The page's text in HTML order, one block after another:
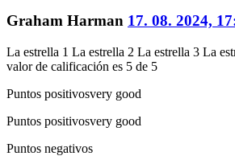
Graham Harman 17. 08. 2024,
La estrella 1 La estrella 2 La estrella 3 La
valor de calificación es 5 de 5
Puntos positivosvery good
Puntos positivosvery good
Puntos negativos